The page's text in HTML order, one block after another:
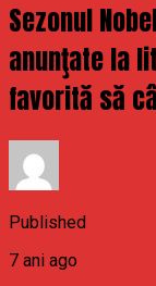
Sezonul
anunţate la
favorită să
Published
7 ani ago